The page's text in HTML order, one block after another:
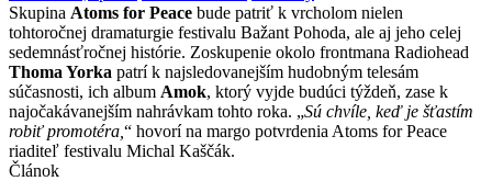
Skupina Atoms for Peace bude patriť k vrcholom nielen
tohtoročnej dramaturgie festivalu Bažant Pohoda, ale aj jeho celej
sedemnásťročnej histórie. Zoskupenie okolo frontmana Radiohead
Thoma Yorka patrí k najsledovanejším hudobným telesám
súčasnosti, ich album Amok, ktorý vyjde budúci týždeň, zase k
najočakávanejším nahrávkam tohto roka. „Sú chvíle, keď je šťastím
robiť promotéra, “ hovorí na margo potvrdenia Atoms for Peace
riaditeľ festivalu Michal Kaščák.
Článok